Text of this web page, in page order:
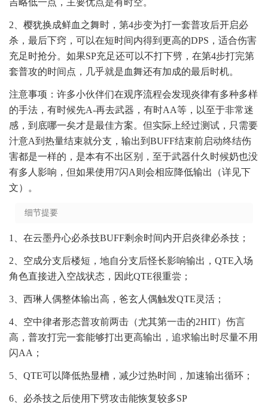
2、樱犹换成鲜血之舞时，第4步变为打一套普攻后开启必
杀，最后下窍，可以在短时间内得到更高的DPS，适合伤害
充足时抢分。如果SP充足还可以不打下劈，在第4步打完第
套普攻的时间点，几乎就是血舞还有加成的最后时机。
注意事项：许多小伙伴们在观序流程会发现炎律有多种多样
的手法，有时候先A-再去武器，有时AA等，以至于非常迷
感，到底哪一矣才是最佳方案。但实际上经过测试，只需要
汁意A到热量结束就分支，输出到BUFF结束前启动终结伤
害都是一样的，是本有不出区别，至于武器什久时候奶也没
有多人影响，但如果使用7闪A则会相应降低输出（详见下
文）。
细节提要
1、在云墨丹心必杀技BUFF剩余时间内开启炎律必杀技；
2、空成分支后楼短，地自分支后怪长影响输出，QTE入场
角色直接进入空战状态，因此QTE很重尝；
3、西琳人偶整体输出高，爸玄人偶触发QTE灵活；
4、空中律者形态普攻前两击（尤其第一击的2HIT）伤言
高，普攻打完一套能够打出更高输出，追求输出时尽量不用
闪AA；
5、QTE可以降低热显槽，减少过热时间，加速输出循环；
6、必杀技之后使用下劈攻击能恢复较多SP